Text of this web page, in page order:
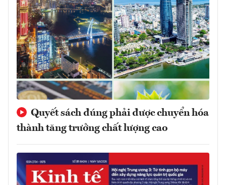
Quyết sách đúng phải được chuyển hóa
thành tăng trưởng chất lượng cao